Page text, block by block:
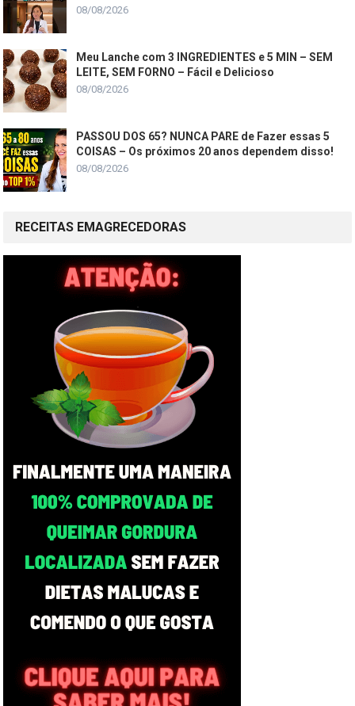
08/08/2026
Meu Lanche com 3 INGREDIENTES e 5 MIN – SEM
LEITE, SEM FORNO – Fácil e Delicioso
08/08/2026
PASSOU DOS 65? NUNCA PARE de Fazer essas 5
COISAS – Os próximos 20 anos dependem disso!
08/08/2026
RECEITAS EMAGRECEDORAS